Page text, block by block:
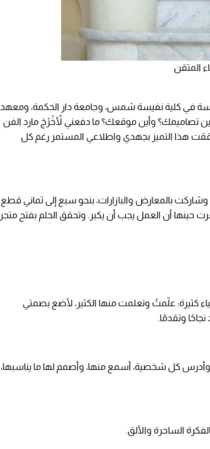
المتقن
في كلية نفيسة شمس، وجامعة دار الحكمة، ومعهد
تصاميمك؟ وأين موقعك؟ ما دفعني لأُخْرْجَ مارد الفن
هذا التميز بجهدي واطلاعي المستمر رغم كل
بالمعارض والبازارات، بنحو سبع إلى ثماني قطع
أن العمل يجب أن يكبر. وتحقق الحلم بفتح متجر
كثيرة: علّمتُ وتعلمت منها الكثير، لأضع بصمتي
وتقدمًا.
وأدرس كل شخصية، أسمع منها، وأصمم لها ما يناسبها،
الساحرة والألق.